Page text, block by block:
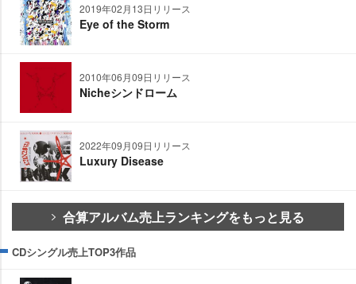
2019年02月13日リリース
Eye of the Storm
2010年06月09日リリース
Nicheシンドローム
2022年09月09日リリース
Luxury Disease
合算アルバム売上ランキングをもっと見る
CDシングル売上TOP3作品